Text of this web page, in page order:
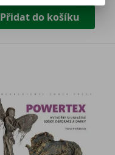
Přidat do košíku